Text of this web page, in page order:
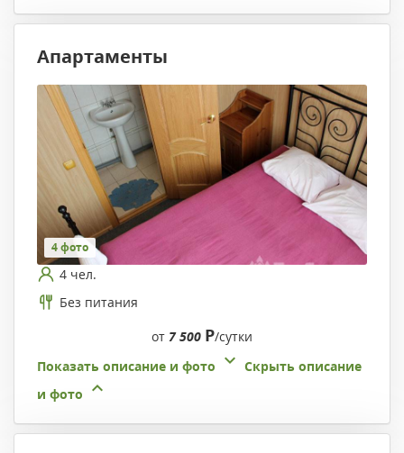
Апартаменты
4 фото
4 чел.
Без питания
от 7 500 Р/сутки
Показать описание и фото
Скрыть описание
и фото